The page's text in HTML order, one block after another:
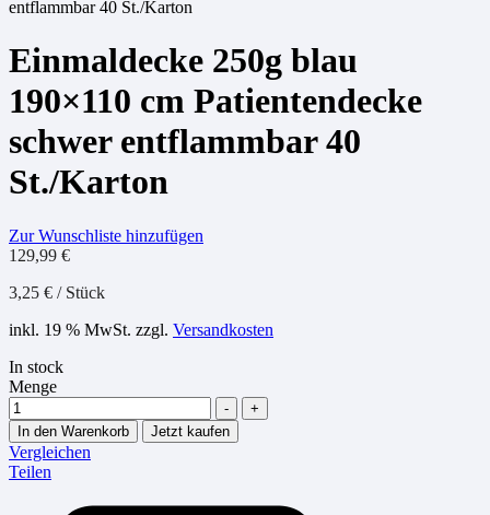
Einmaldecke 250g blau
190×110 cm Patientendecke
schwer entflammbar 40
St./Karton
Zur Wunschliste hinzufügen
129,99 €
3,25 € / Stück
inkl. 19 % MwSt. zzgl. Versandkosten
In stock
Menge
-
+
In den Warenkorb
Jetzt kaufen
Vergleichen
Teilen